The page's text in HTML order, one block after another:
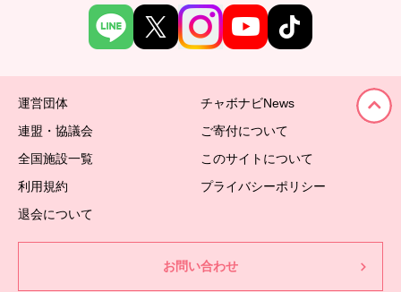
運営団体
チャボナビNews
連盟・協議会
ご寄付について
全国施設一覧
このサイトについて
利用規約
プライバシーポリシー
退会について
お問い合わせ